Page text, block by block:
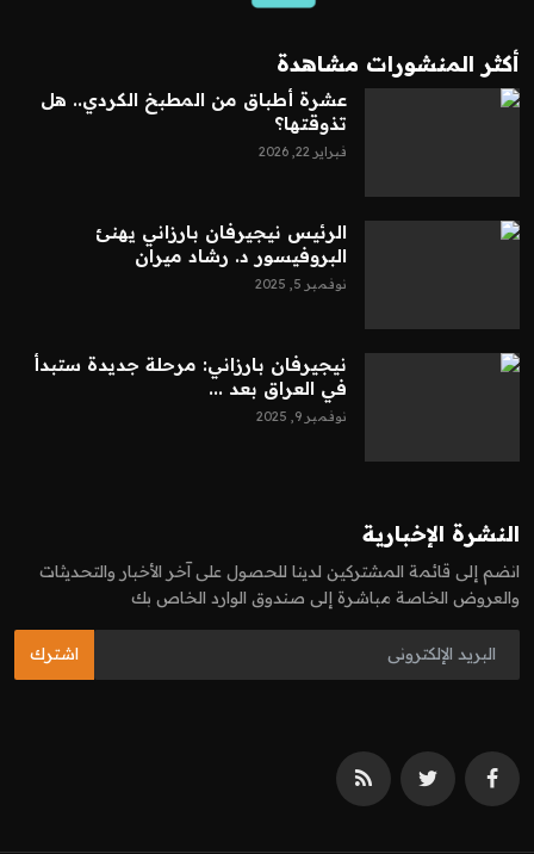
أكثر المنشورات مشاهدة
عشرة أطباق من المطبخ الكردي.. هل
تذوقتها؟
فبراير 22, 2026
الرئيس نيجيرفان بارزاني يهنئ
البروفيسور د. رشاد ميران
نوفمبر 5, 2025
نيجيرفان بارزاني: مرحلة جديدة ستبدأ
في العراق بعد ...
نوفمبر 9, 2025
النشرة الإخبارية
انضم إلى قائمة المشتركين لدينا للحصول على آخر الأخبار والتحديثات
والعروض الخاصة مباشرة إلى صندوق الوارد الخاص بك
اشترك